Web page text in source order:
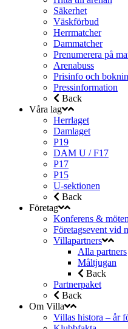
Säkerhet
Väskförbud
Herrmatcher
Dammatcher
Prenumerera på
Arenabuss
Prisinfo och
Pressinformation
Back
Våra lag
Herrlaget
Damlaget
P19
DAM U / F17
P17
P15
U-sektionen
Back
Företag
Konferens & möten
Företagsevent vid
Villapartners
Alla partners
Måltjugan
Back
Partnerpaket
Back
Om Villa
Villas histora – år